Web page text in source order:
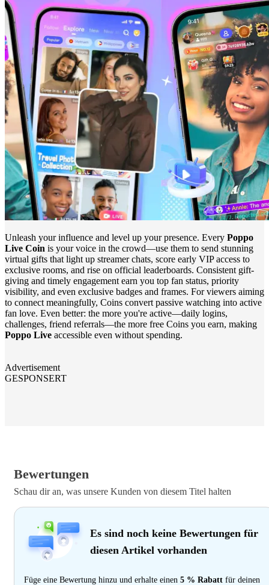
Unleash your influence and level up your presence. Every Poppo
Live Coin is your voice in the crowd—use them to send stunning
virtual gifts that light up streamer chats, score early VIP access to
exclusive rooms, and rise on official leaderboards. Consistent gift-
giving and timely engagement earn you top fan status, priority
visibility, and even exclusive badges and frames. For viewers aiming
to connect meaningfully, Coins convert passive watching into active
fan love. Even better: the more you're active—daily logins,
challenges, friend referrals—the more free Coins you earn, making
Poppo Live accessible even without spending.
Advertisement
GESPONSERT
Bewertungen
Schau dir an, was unsere Kunden von diesem Titel halten
Es sind noch keine Bewertungen für
diesen Artikel vorhanden
Füge eine Bewertung hinzu und erhalte einen 5 % Rabatt für deinen